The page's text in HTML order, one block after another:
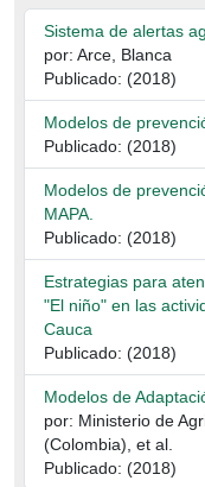
Sistema de alertas
por: Arce, Blanca
Publicado: (2018)
Modelos de
Publicado: (2018)
Modelos de
MAPA.
Publicado: (2018)
Estrategias para
"El niño" en las
Cauca
Publicado: (2018)
Modelos de
por: Ministerio de
(Colombia), et al.
Publicado: (2018)